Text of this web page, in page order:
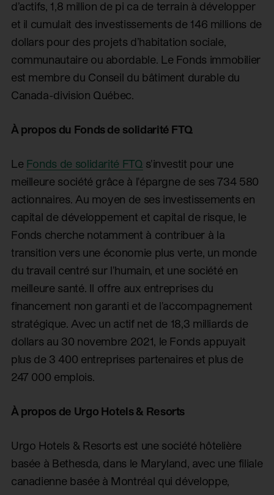
d’actifs, 1,8 million de pi ca de terrain à développer
et il cumulait des investissements de 146 millions de
dollars pour des projets d’habitation sociale,
communautaire ou abordable. Le Fonds immobilier
est membre du Conseil du bâtiment durable du
Canada-division Québec.
À propos du Fonds de solidarité FTQ
Le Fonds de solidarité FTQ s'investit pour une
meilleure société grâce à l'épargne de ses 734 580
actionnaires. Au moyen de ses investissements en
capital de développement et capital de risque, le
Fonds cherche notamment à contribuer à la
transition vers une économie plus verte, un monde
du travail centré sur l'humain, et une société en
meilleure santé. Il offre aux entreprises du
financement non garanti et de l'accompagnement
stratégique. Avec un actif net de 18,3 milliards de
dollars au 30 novembre 2021, le Fonds appuyait
plus de 3 400 entreprises partenaires et plus de
247 000 emplois.
À propos de Urgo Hotels & Resorts
Urgo Hotels & Resorts est une société hôtelière
basée à Bethesda, dans le Maryland, avec une filiale
canadienne basée à Montréal qui développe,